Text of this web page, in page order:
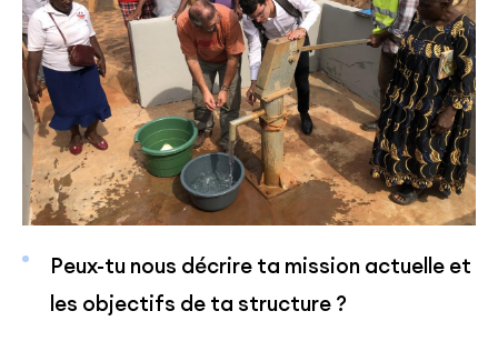
Peux-tu nous décrire ta mission actuelle et
les objectifs de ta structure ?